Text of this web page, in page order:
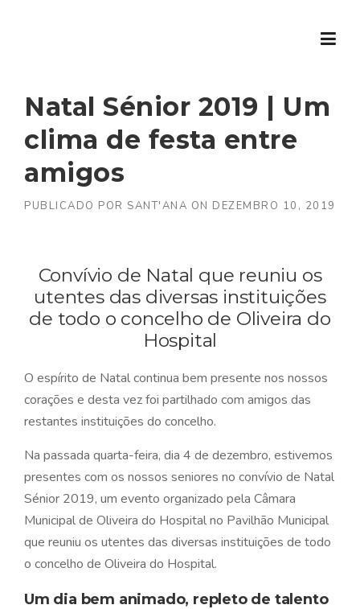
Natal Sénior 2019 | Um
clima de festa entre
amigos
PUBLICADO POR SANT'ANA ON DEZEMBRO 10, 2019
Convívio de Natal que reuniu os
utentes das diversas instituições
de todo o concelho de Oliveira do
Hospital
O espírito de Natal continua bem presente nos nossos
corações e desta vez foi partilhado com amigos das
restantes instituições do concelho.
Na passada quarta-feira, dia 4 de dezembro, estivemos
presentes com os nossos seniores no convívio de Natal
Sénior 2019, um evento organizado pela Câmara
Municipal de Oliveira do Hospital no Pavilhão Municipal
que reuniu os utentes das diversas instituições de todo
o concelho de Oliveira do Hospital.
Um dia bem animado, repleto de talento